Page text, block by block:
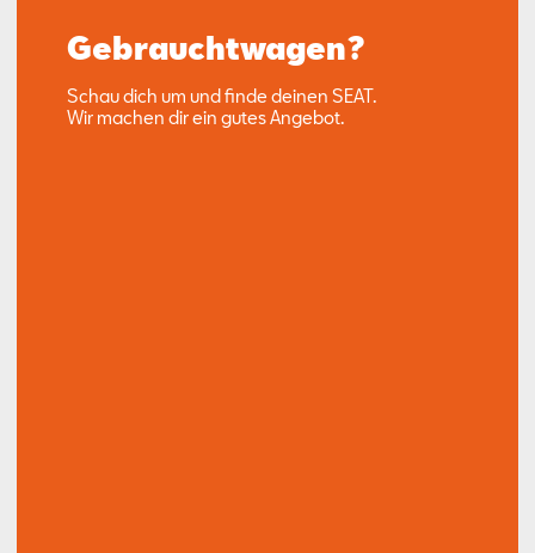
Gebrauchtwagen?
Schau dich um und finde deinen SEAT.
Wir machen dir ein gutes Angebot.